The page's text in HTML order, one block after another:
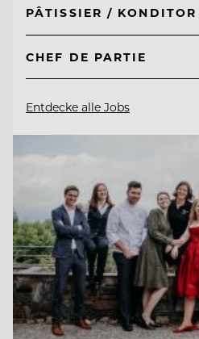
PÂTISSIER / KONDITOR
CHEF DE PARTIE
Entdecke alle Jobs